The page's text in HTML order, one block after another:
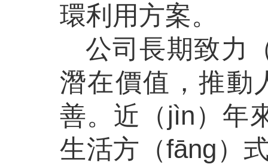
環利用方案。
公司長期致力
潛在價值，推動
善。近（jìn）年
生活方（fāng）